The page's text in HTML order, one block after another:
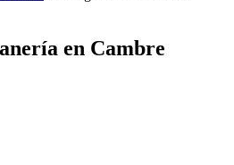
en Cambre